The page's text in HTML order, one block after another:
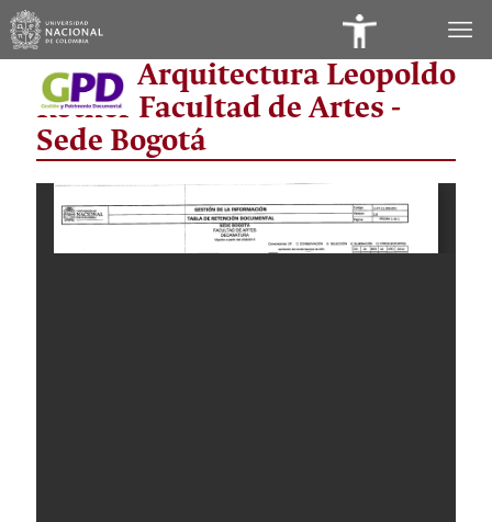
de
Accesibilidad
Museo Arquitectura Leopoldo
Rother Facultad de Artes -
Sede Bogotá